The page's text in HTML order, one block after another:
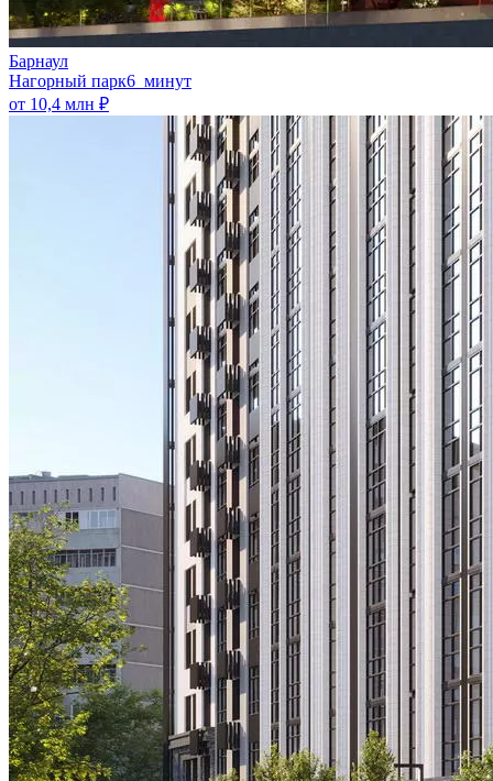
Барнаул
Нагорный парк6 минут
от 10,4 млн ₽